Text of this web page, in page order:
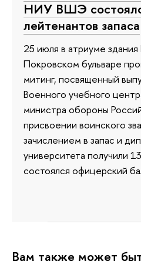
НИУ ВШЭ
лейтенантов запаса
25 июля в атриуме
Покровском бульваре
митинг, посвященный
Военного учебного
министра обороны
присвоении воинского
зачислением в запас и
университета получили
состоялся офицерский
Вам также может